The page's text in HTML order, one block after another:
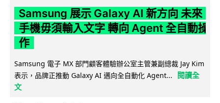
Samsung 展示 Galaxy AI 新方向 未來
手機毋須輸入文字 轉向 Agent 全自動操
作
Samsung 電子 MX 部門顧客體驗辦公室主管兼副總裁 Jay Kim
表示，品牌正推動 Galaxy AI 邁向全自動化 Agent...
閱讀全
文